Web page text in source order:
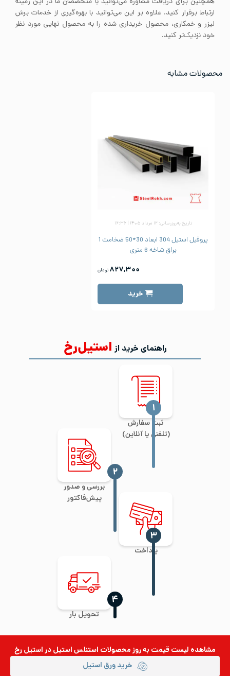
ارتباط برقرار کنید. علاوه بر این می‌توانید با بهره‌گیری از خدمات برش
لیزر و خمکاری، محصول خریداری شده را به محصول نهایی مورد نظر
خود نزدیک‌تر کنید.
محصولات مشابه
تاریخ به‌روزرسانی: ۱۲ مرداد ۱۴۰۵ | ۱۶:۳۶
پروفیل استیل 304 ابعاد 30*50 ضخامت 1
براق شاخه 6 متری
۸۲۷,۳۰۰ تومان
خرید
راهنمای خرید از استیل‌رخ
ثبت سفارش
(تلفنی یا آنلاین)
‍۱
بررسی و صدور
پیش‌فاکتور
‍۲
پرداخت
‍۳
تحویل بار
‍۴
مشاهده لیست قیمت به روزمحصولات استنلس استیلدر استیل رخ
خرید ورق استیل